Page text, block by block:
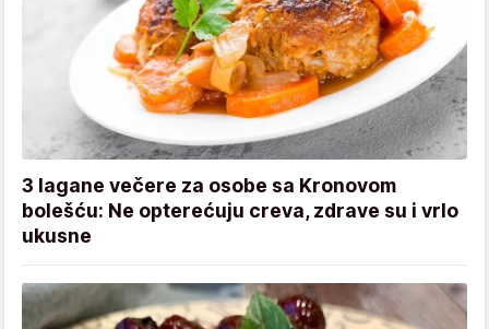
3 lagane večere za osobe sa Kronovom
bolešću: Ne opterećuju creva, zdrave su i vrlo
ukusne